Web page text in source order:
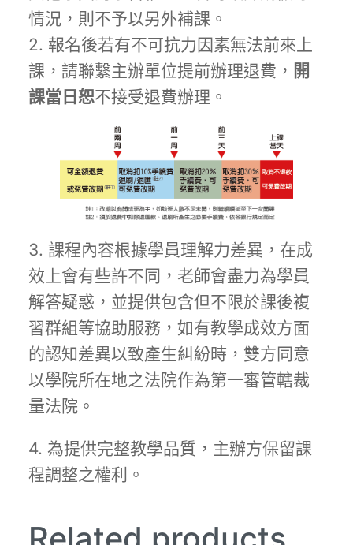
情況，則不予以另外補課。
2. 報名後若有不可抗力因素無法前來上
課，請聯繫主辦單位提前辦理退費， 開
課當日恕不接受退費辦理。
3. 課程內容根據學員理解力差異，在成
效上會有些許不同，老師會盡力為學員
解答疑惑，並提供包含但不限於課後複
習群組等協助服務，如有教學成效方面
的認知差異以致產生糾紛時，雙方同意
以學院所在地之法院作為第一審管轄裁
量法院。
4. 為提供完整教學品質，主辦方保留課
程調整之權利。